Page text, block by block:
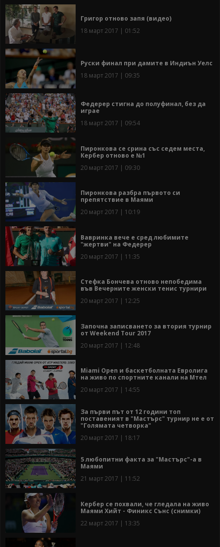
Григор отново запя (видео)
18 март 2017 | 01:52
Руски финал при дамите в Индиън Уелс
18 март 2017 | 09:35
Федерер стигна до полуфинал, без да
играе
18 март 2017 | 09:54
Пиронкова се срина със седем места,
Кербер отново е №1
20 март 2017 | 09:30
Пиронкова разбра първото си
препятствие в Маями
20 март 2017 | 10:19
Вавринка вече е сред любимите
"жертви" на Федерер
20 март 2017 | 11:35
Стефка Бончева отново непобедима
във Вечерните женски тенис турнири
20 март 2017 | 12:25
Започна записването за втория турнир
от Weekend Tour 2017
20 март 2017 | 12:48
Miami Open и баскетболната Евролига
на живо по спортните канали на Мтел
20 март 2017 | 14:55
За първи път от 12 години топ
поставеният в "Мастърс" турнир не е от
"Голямата четворка"
20 март 2017 | 18:17
5 любопитни факта за "Мастърс"-а в
Маями
21 март 2017 | 11:52
Кербер се похвали, че гледала на живо
Маями Хийт - Финикс Сънс (снимки)
22 март 2017 | 13:35